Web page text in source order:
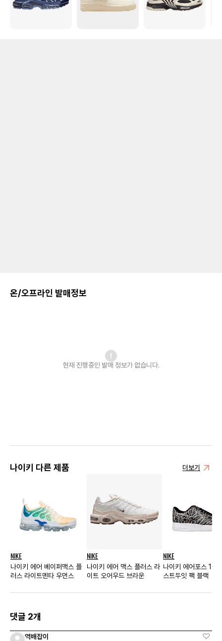
온/오프라인 발매정보
현재 진행중인 발매 정보가 없습니다.
나이키 다른 제품 더보기
NIKE
나이키 에어 베이퍼맥스 플
러스 라이트멘타 우먼스
NIKE
나이키 에어 맥스 플러스 라
이트 오어우드 브라운
NIKE
나이키 에어포스 1 로
스트두잇 팩 블랙
댓글 2개
역배잡이